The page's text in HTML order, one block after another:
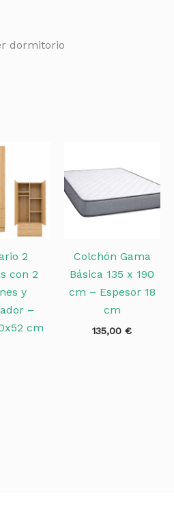
dormitorio
2
con 2
y
–
cm
Colchón Gama
Básica 135 x 190
cm – Espesor 18
cm
135,00€